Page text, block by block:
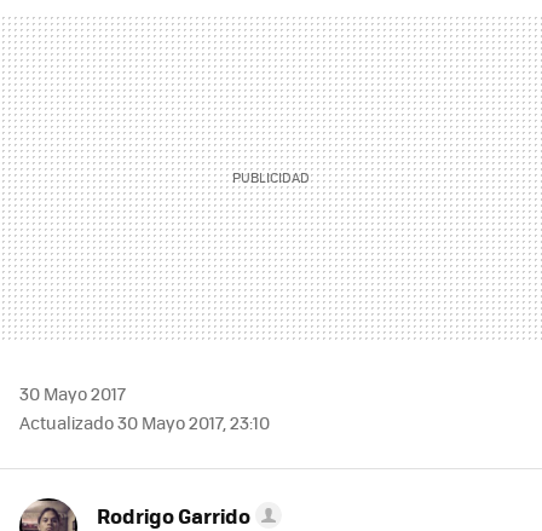
MAIL
30 Mayo 2017
Actualizado 30 Mayo 2017, 23:10
Rodrigo Garrido